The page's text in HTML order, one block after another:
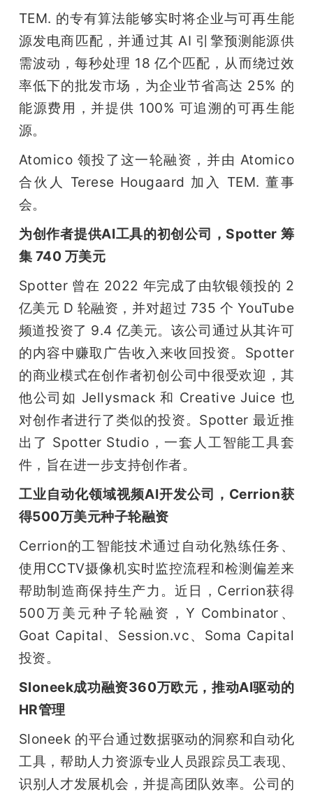
TEM. 的专有算法能够实时将企业与可再生能
源发电商匹配，并通过其 AI 引擎预测能源供
需波动，每秒处理 18 亿个匹配，从而绕过效
率低下的批发市场，为企业节省高达 25% 的
能源费用，并提供 100% 可追溯的可再生能
源。
Atomico 领投了这一轮融资，并由 Atomico
合伙人 Terese Hougaard 加入 TEM. 董事
会。
为创作者提供AI工具的初创公司，Spotter 筹
集 740 万美元
Spotter 曾在 2022 年完成了由软银领投的 2
亿美元 D 轮融资，并对超过 735 个 YouTube
频道投资了 9.4 亿美元。该公司通过从其许可
的内容中赚取广告收入来收回投资。Spotter
的商业模式在创作者初创公司中很受欢迎，其
他公司如 Jellysmack 和 Creative Juice 也
对创作者进行了类似的投资。Spotter 最近推
出了 Spotter Studio，一套人工智能工具套
件，旨在进一步支持创作者。
工业自动化领域视频AI开发公司，Cerrion获
得500万美元种子轮融资
Cerrion的工智能技术通过自动化熟练任务、
使用CCTV摄像机实时监控流程和检测偏差来
帮助制造商保持生产力。近日，Cerrion获得
500万美元种子轮融资，Y Combinator、
Goat Capital、Session.vc、Soma Capital
投资。
Sloneek成功融资360万欧元，推动AI驱动的
HR管理
Sloneek 的平台通过数据驱动的洞察和自动化
工具，帮助人力资源专业人员跟踪员工表现、
识别人才发展机会，并提高团队效率。公司的